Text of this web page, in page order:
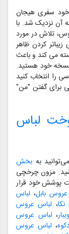
سفری هیجان
آن نزدیک شد. با
تلاش در مورد
کردن ظاهر
می کند و باعث
خود هستید.
را انتخاب کنید
برای گفتن "من"
لباس
می‌توانید به بخش
مزون چرخچی
پوشش خود قرار
بابل، لباس
، لباس عروس
، لباس عروس
، لباس عروس